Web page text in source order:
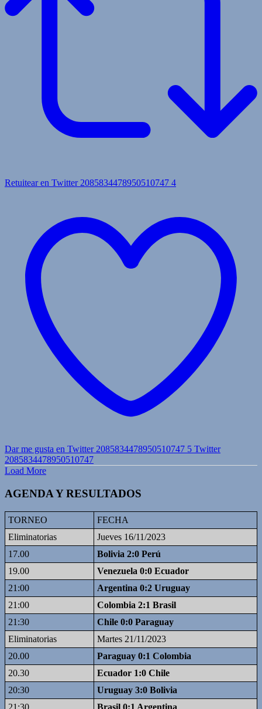
Retuitear en Twitter 2085834478950510747 4
Dar me gusta en Twitter 2085834478950510747 5 Twitter
2085834478950510747
Load More
AGENDA Y RESULTADOS
TORNEO
FECHA
Eliminatorias
Jueves 16/11/2023
17.00
Bolivia 2:0 Perú
19.00
Venezuela 0:0 Ecuador
21:00
Argentina 0:2 Uruguay
21:00
Colombia 2:1 Brasil
21:30
Chile 0:0 Paraguay
Eliminatorias
Martes 21/11/2023
20.00
Paraguay 0:1 Colombia
20.30
Ecuador 1:0 Chile
20:30
Uruguay 3:0 Bolivia
21:30
Brasil 0:1 Argentina